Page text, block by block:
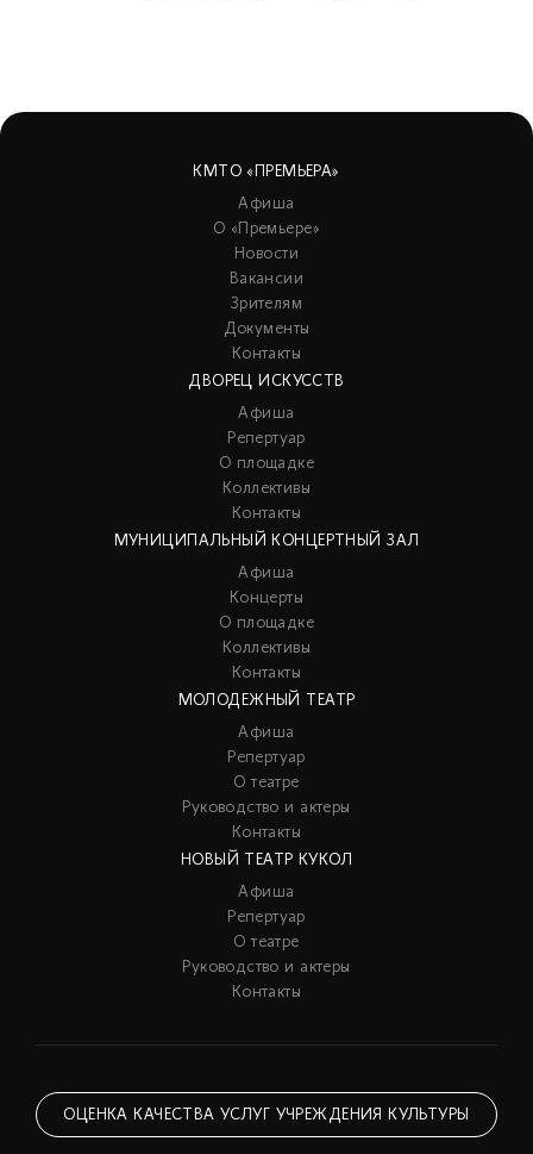
КМТО «ПРЕМЬЕРА»
Афиша
О «Премьере»
Новости
Вакансии
Зрителям
Документы
Контакты
ДВОРЕЦ ИСКУССТВ
Афиша
Репертуар
О площадке
Коллективы
Контакты
МУНИЦИПАЛЬНЫЙ КОНЦЕРТНЫЙ ЗАЛ
Афиша
Концерты
О площадке
Коллективы
Контакты
МОЛОДЕЖНЫЙ ТЕАТР
Афиша
Репертуар
О театре
Руководство и актеры
Контакты
НОВЫЙ ТЕАТР КУКОЛ
Афиша
Репертуар
О театре
Руководство и актеры
Контакты
ОЦЕНКА КАЧЕСТВА УСЛУГ УЧРЕЖДЕНИЯ КУЛЬТУРЫ